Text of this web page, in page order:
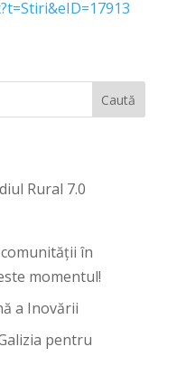
Caută
Rural 7.0
în
momentul!
a Inovării
pentru